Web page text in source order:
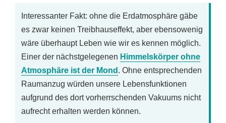
Interessanter Fakt: ohne die Erdatmosphäre gäbe
es zwar keinen Treibhauseffekt, aber ebensowenig
wäre überhaupt Leben wie wir es kennen möglich.
Einer der nächstgelegenen Himmelskörper ohne
Atmosphäre ist der Mond . Ohne entsprechenden
Raumanzug würden unsere Lebensfunktionen
aufgrund des dort vorherrschenden Vakuums nicht
aufrecht erhalten werden können.